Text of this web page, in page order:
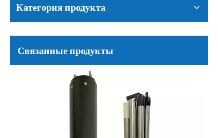
Категория продукта
Связанные продукты